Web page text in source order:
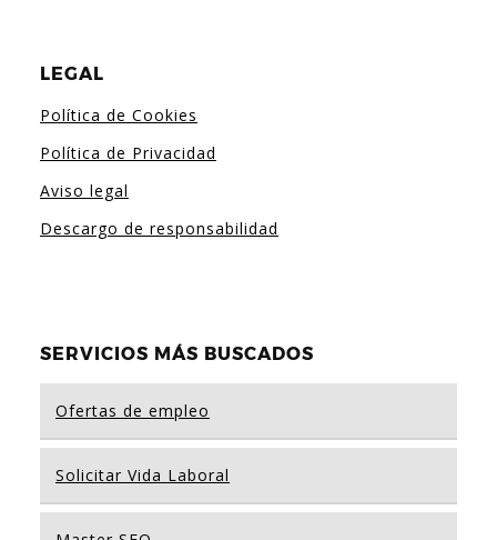
LEGAL
Política de Cookies
Política de Privacidad
Aviso legal
Descargo de responsabilidad
SERVICIOS MÁS BUSCADOS
Ofertas de empleo
Solicitar Vida Laboral